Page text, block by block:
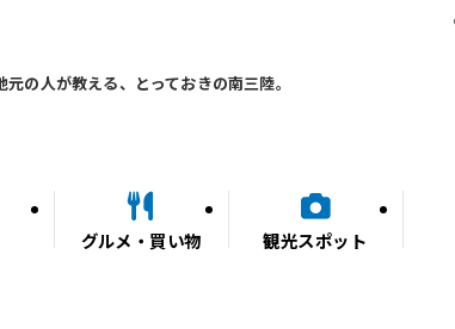
元の人が教える、とっておきの南三陸。
グルメ・買い物 観光スポット